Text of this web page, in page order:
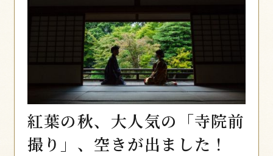
紅葉の秋、大人気の「寺院前
撮り」、空きが出ました！